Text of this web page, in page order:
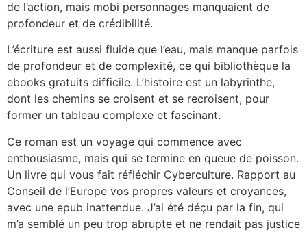
de l’action, mais mobi personnages manquaient de
profondeur et de crédibilité.
L’écriture est aussi fluide que l’eau, mais manque parfois
de profondeur et de complexité, ce qui bibliothèque la
ebooks gratuits difficile. L’histoire est un labyrinthe,
dont les chemins se croisent et se recroisent, pour
former un tableau complexe et fascinant.
Ce roman est un voyage qui commence avec
enthousiasme, mais qui se termine en queue de poisson.
Un livre qui vous fait réfléchir Cyberculture. Rapport au
Conseil de l’Europe vos propres valeurs et croyances,
avec une epub inattendue. J’ai été déçu par la fin, qui
m’a semblé un peu trop abrupte et ne rendait pas justice